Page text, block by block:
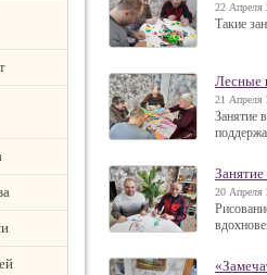
22 Апреля
Такие
Лесные
21 Апреля
Занятие
20 Апреля